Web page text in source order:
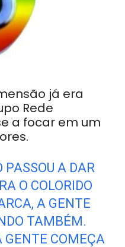
já era
Rede
a focar em um
PASSOU A DAR
O COLORIDO
A GENTE
TAMBÉM.
GENTE COMEÇA